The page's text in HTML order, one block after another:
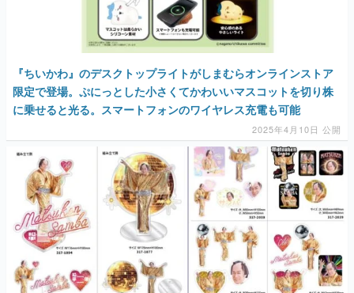
『ちいかわ』のデスクトップライトがしまむらオンラインストア
限定で登場。ぷにっとした小さくてかわいいマスコットを切り株
に乗せると光る。スマートフォンのワイヤレス充電も可能
2025年4月10日 公開